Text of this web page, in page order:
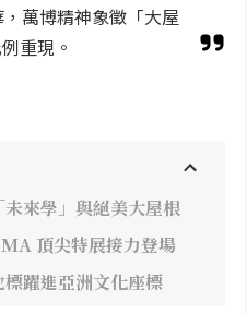
萬博精神象徵「大屋
重現。
來學」與絕美大屋根
頂尖特展接力登場
躍進亞洲文化座標